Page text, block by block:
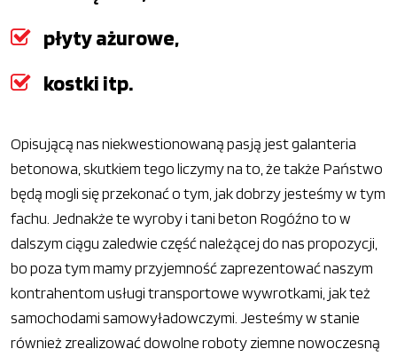
płyty ażurowe,
kostki itp.
Opisującą nas niekwestionowaną pasją jest galanteria
betonowa, skutkiem tego liczymy na to, że także Państwo
będą mogli się przekonać o tym, jak dobrzy jesteśmy w tym
fachu. Jednakże te wyroby i tani beton Rogóźno to w
dalszym ciągu zaledwie część należącej do nas propozycji,
bo poza tym mamy przyjemność zaprezentować naszym
kontrahentom usługi transportowe wywrotkami, jak też
samochodami samowyładowczymi. Jesteśmy w stanie
również zrealizować dowolne roboty ziemne nowoczesną